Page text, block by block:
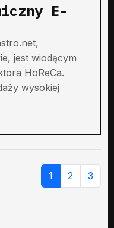
E-
jest wiodącym
HoReCa.
wysokiej
1 2 3